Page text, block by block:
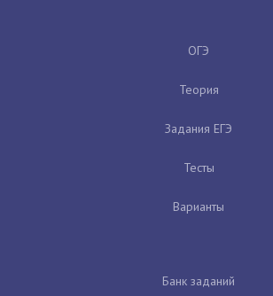
ОГЭ
Теория
Задания ЕГЭ
Тесты
Варианты
Банк заданий